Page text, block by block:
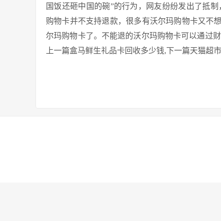
国饭还砸中国的碗”的行为，网友纷纷发出了抵
购物卡并不支持退款，很多有沃尔玛购物卡又不
尔玛购物卡了。不能退的沃尔玛购物卡可以通过
上一篇盒马鲜生礼品卡回收多少钱,下一篇天猫超